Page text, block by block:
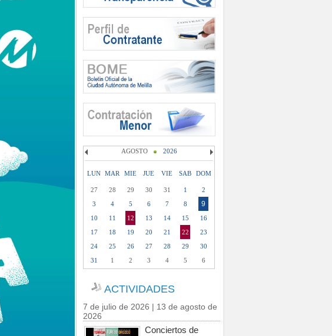
AGOSTO 2026
LUN MAR MIE JUE VIE SAB DOM
27 28 29 30 31 1
2
3
4 5 6 7 8 9
10 11 12 13 14 15
16
17
18 19 20 21 22
23
24
25 26 27 28 29
30
31
1 2 3 4 5 6
ACTIVIDADES
7 de julio de 2026 | 13 de agosto de
2026
Conciertos de